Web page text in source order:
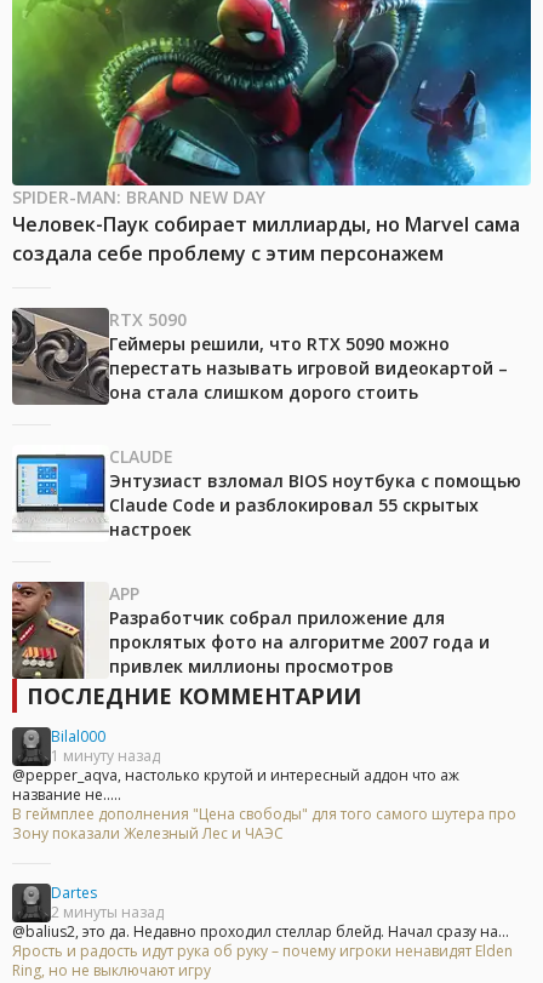
SPIDER-MAN: BRAND NEW DAY
Человек-Паук собирает миллиарды, но Marvel сама
создала себе проблему с этим персонажем
RTX 5090
Геймеры решили, что RTX 5090 можно
перестать называть игровой видеокартой –
она стала слишком дорого стоить
CLAUDE
Энтузиаст взломал BIOS ноутбука с помощью
Claude Code и разблокировал 55 скрытых
настроек
APP
Разработчик собрал приложение для
проклятых фото на алгоритме 2007 года и
привлек миллионы просмотров
ПОСЛЕДНИЕ КОММЕНТАРИИ
Bilal000
1 минуту назад
@pepper_aqva, настолько крутой и интересный аддон что аж
название не.....
В геймплее дополнения "Цена свободы" для того самого шутера про
Зону показали Железный Лес и ЧАЭС
Dartes
2 минуты назад
@balius2, это да. Недавно проходил стеллар блейд. Начал сразу на...
Ярость и радость идут рука об руку – почему игроки ненавидят Elden
Ring, но не выключают игру